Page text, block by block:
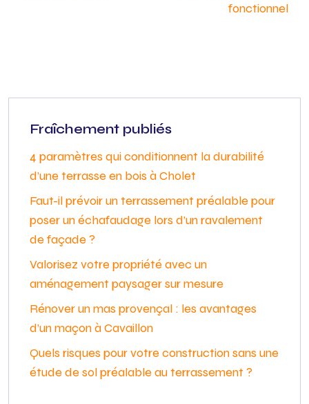
fonctionnel
Fraîchement publiés
4 paramètres qui conditionnent la durabilité
d’une terrasse en bois à Cholet
Faut-il prévoir un terrassement préalable pour
poser un échafaudage lors d’un ravalement
de façade ?
Valorisez votre propriété avec un
aménagement paysager sur mesure
Rénover un mas provençal : les avantages
d’un maçon à Cavaillon
Quels risques pour votre construction sans une
étude de sol préalable au terrassement ?